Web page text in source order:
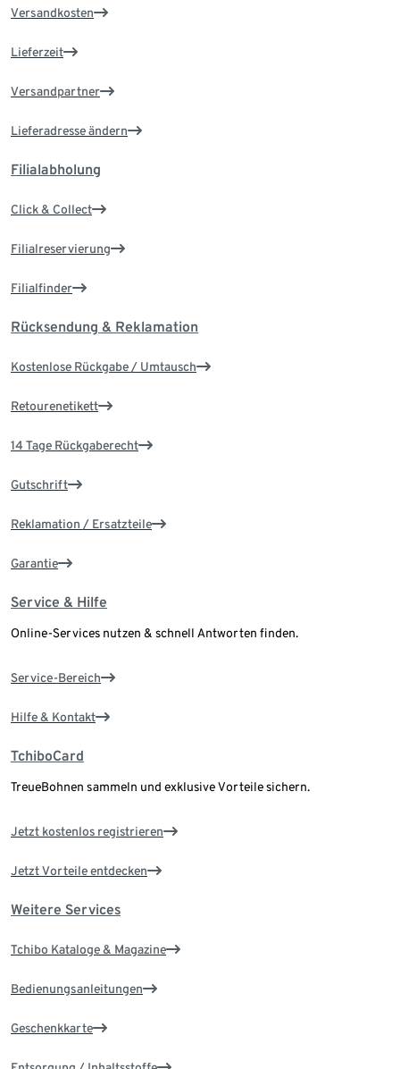
Versandkosten
Lieferzeit
Versandpartner
Lieferadresse ändern
Filialabholung
Click & Collect
Filialreservierung
Filialfinder
Rücksendung & Reklamation
Kostenlose Rückgabe / Umtausch
Retourenetikett
14 Tage Rückgaberecht
Gutschrift
Reklamation / Ersatzteile
Garantie
Service & Hilfe
Online-Services nutzen & schnell Antworten finden.
Service-Bereich
Hilfe & Kontakt
TchiboCard
TreueBohnen sammeln und exklusive Vorteile sichern.
Jetzt kostenlos registrieren
Jetzt Vorteile entdecken
Weitere Services
Tchibo Kataloge & Magazine
Bedienungsanleitungen
Geschenkkarte